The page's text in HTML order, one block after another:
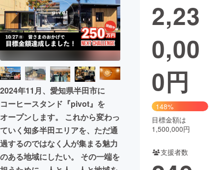
テクノロジー・ガジェット ゲーム・サ
映像・映画
ビジネス・起業
まちづくり・地域活性化
CAMPFIRE for Social Good
CAMPFIRE Creation
CAMPFIREふるさと納税machi-ya コミュニティ
2024年11月、愛知県半田市に
コーヒースタンド『pivot』を
オープンします。 これから変わっ
ていく知多半田エリアを、ただ通
過するのではなく人が集まる魅力
のある地域にしたい。 その一端を
2,23
0,00
0円
148%
目標金額は
1,500,000円
支援者数